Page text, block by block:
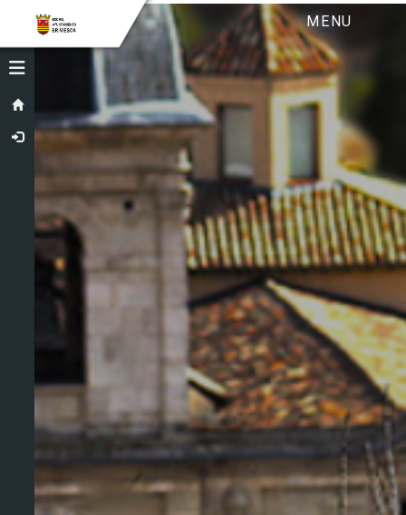
Toggle navigation
MENU